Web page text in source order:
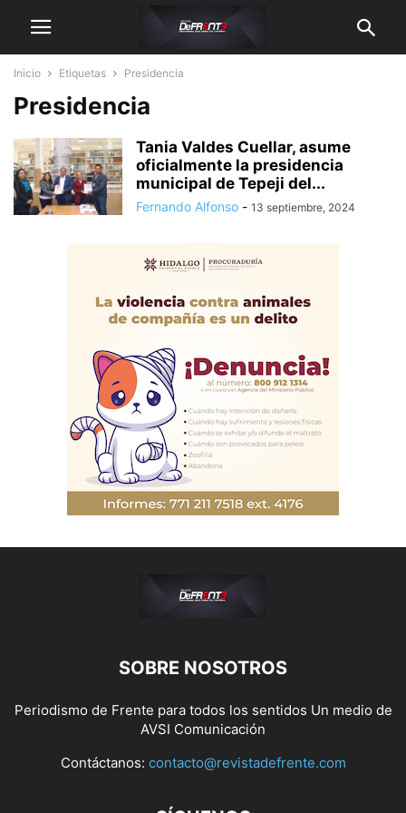
Inicio Etiquetas Presidencia
Presidencia
Tania Valdes Cuellar, asume
oficialmente la presidencia
municipal de Tepeji del...
Fernando Alfonso - 13 septiembre, 2024
SOBRE NOSOTROS
Periodismo de Frente para todos los sentidos Un medio de
AVSI Comunicación
Contáctanos: contacto@revistadefrente.com